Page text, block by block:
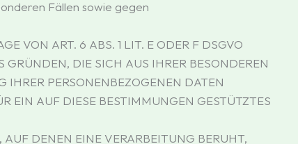
Fällen sowie gegen
VON ART. 6 ABS. 1 LIT. E ODER F DSGVO
GRÜNDEN, DIE SICH AUS IHRER BESONDEREN
IHRER PERSONENBEZOGENEN DATEN
EIN AUF DIESE BESTIMMUNGEN GESTÜTZTES
DENEN EINE VERARBEITUNG BERUHT,